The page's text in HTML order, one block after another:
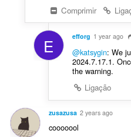
Comprimir
E efforg 1 year ago
@katsygin: We
2024.7.17.1.
the warning.
Ligação
zusazusa 2 years ago
cooooool